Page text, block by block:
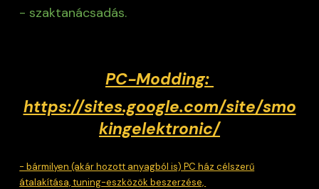
- szaktanácsadás.
PC-Modding:
https://sites.google.com/site/smo
kingelektronic/
- bármilyen (akár hozott anyagból is) PC ház célszerű
átalakítása, tuning-eszközök beszerzése,